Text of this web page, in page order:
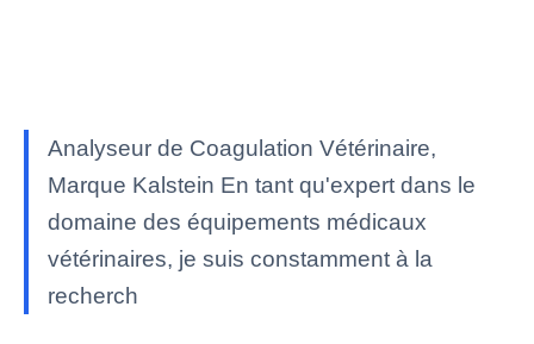
Analyseur de Coagulation Vétérinaire,
Marque Kalstein En tant qu'expert dans le
domaine des équipements médicaux
vétérinaires, je suis constamment à la
recherch